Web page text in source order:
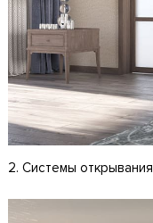
2. Системы открывания